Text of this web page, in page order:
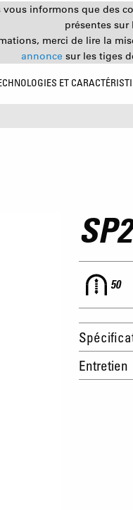
informons que des
présentes sur
merci de lire la
annonce sur les tiges
ET
50
Entretien